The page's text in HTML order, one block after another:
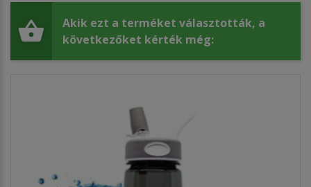
Akik ezt a terméket választották, a
következőket kérték még: